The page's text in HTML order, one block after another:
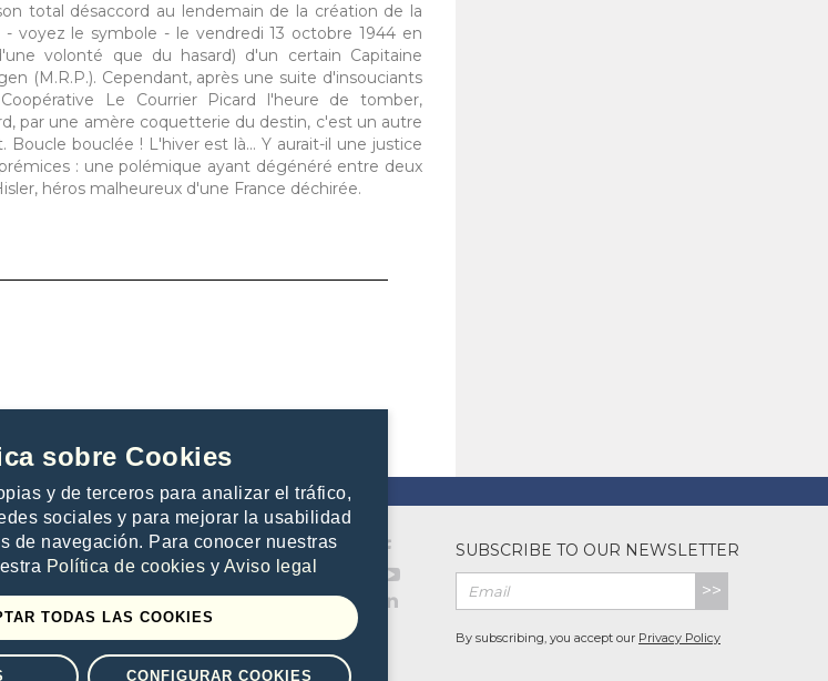
sobre Cookies
y de terceros para analizar el tráfico,
sociales y para mejorar la usabilidad
de navegación. Para conocer nuestras
Política de cookies y Aviso legal
TODAS LAS COOKIES
CONFIGURAR COOKIES
total désaccord au lendemain de la création de la
voyez le symbole - le vendredi 13 octobre 1944 en
volonté que du hasard) d'un certain Capitaine
(M.R.P.). Cependant, après une suite d'insouciants
Le Courrier Picard l'heure de tomber,
par une amère coquetterie du destin, c'est un autre
bouclée ! L'hiver est là... Y aurait-il une justice
: une polémique ayant dégénéré entre deux
héros malheureux d'une France déchirée.
Contacto
Help
SUBSCRIBE TO OUR NEWSLETTER
>>
By subscribing, you accept our Privacy Policy